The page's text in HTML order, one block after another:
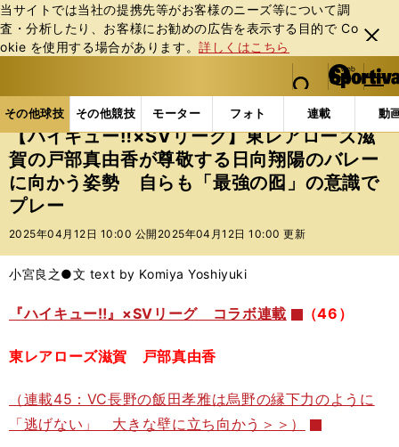
当サイトでは当社の提携先等がお客様のニーズ等について調
査・分析したり、お客様にお勧めの広告を表⽰する⽬的で Co
okie を使⽤する場合があります。詳しくはこちら
閉じ
る
web Sportiva (webスポルティーバ)
検索
マイペ
ー
ジ
メニュ
その他球技 その他競技 モーター フォト 連載 動
ス
ポ
ル
テ
ィ
ー
バ
その他球技の記事一覧 バレー 【ハイキュー‼×SV
【ハイキュー‼×SVリーグ】東レアローズ滋
賀の戸部真由香が尊敬する日向翔陽のバレー
に向かう姿勢 自らも「最強の囮」の意識で
プレー
2025年04月12日 10:00 公開 2025年04月12日 10:00 更新
小宮良之●文 text by Komiya Yoshiyuki
『ハイキュー‼』×SVリーグ コラボ連載 （46）
東レアローズ滋賀 戸部真由香
（連載45：VC長野の飯田孝雅は烏野の縁下力のように
「逃げない」 大きな壁に立ち向かう＞＞）